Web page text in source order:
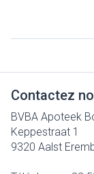
Contactez
BVBA Apoteek
Keppestraat 1
9320 Aalst